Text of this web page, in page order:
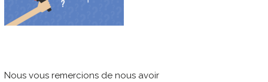
Nous vous remercions de nous avoir